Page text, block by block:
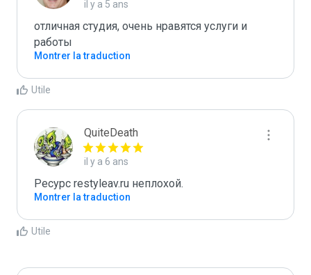
il y a 5 ans
отличная студия, очень нравятся услуги и
работы
Montrer la traduction
Utile
QuiteDeath
il y a 6 ans
Ресурс restyleav.ru неплохой.
Montrer la traduction
Utile